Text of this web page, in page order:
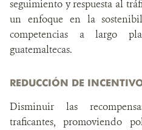
seguimiento y respuesta al
un enfoque en la
competencias a largo
guatemaltecas.
REDUCCIÓN DE
Disminuir las
traficantes, promoviendo